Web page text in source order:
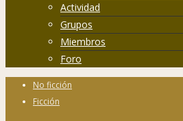
Actividad
Grupos
Miembros
Foro
No ficción
Ficción